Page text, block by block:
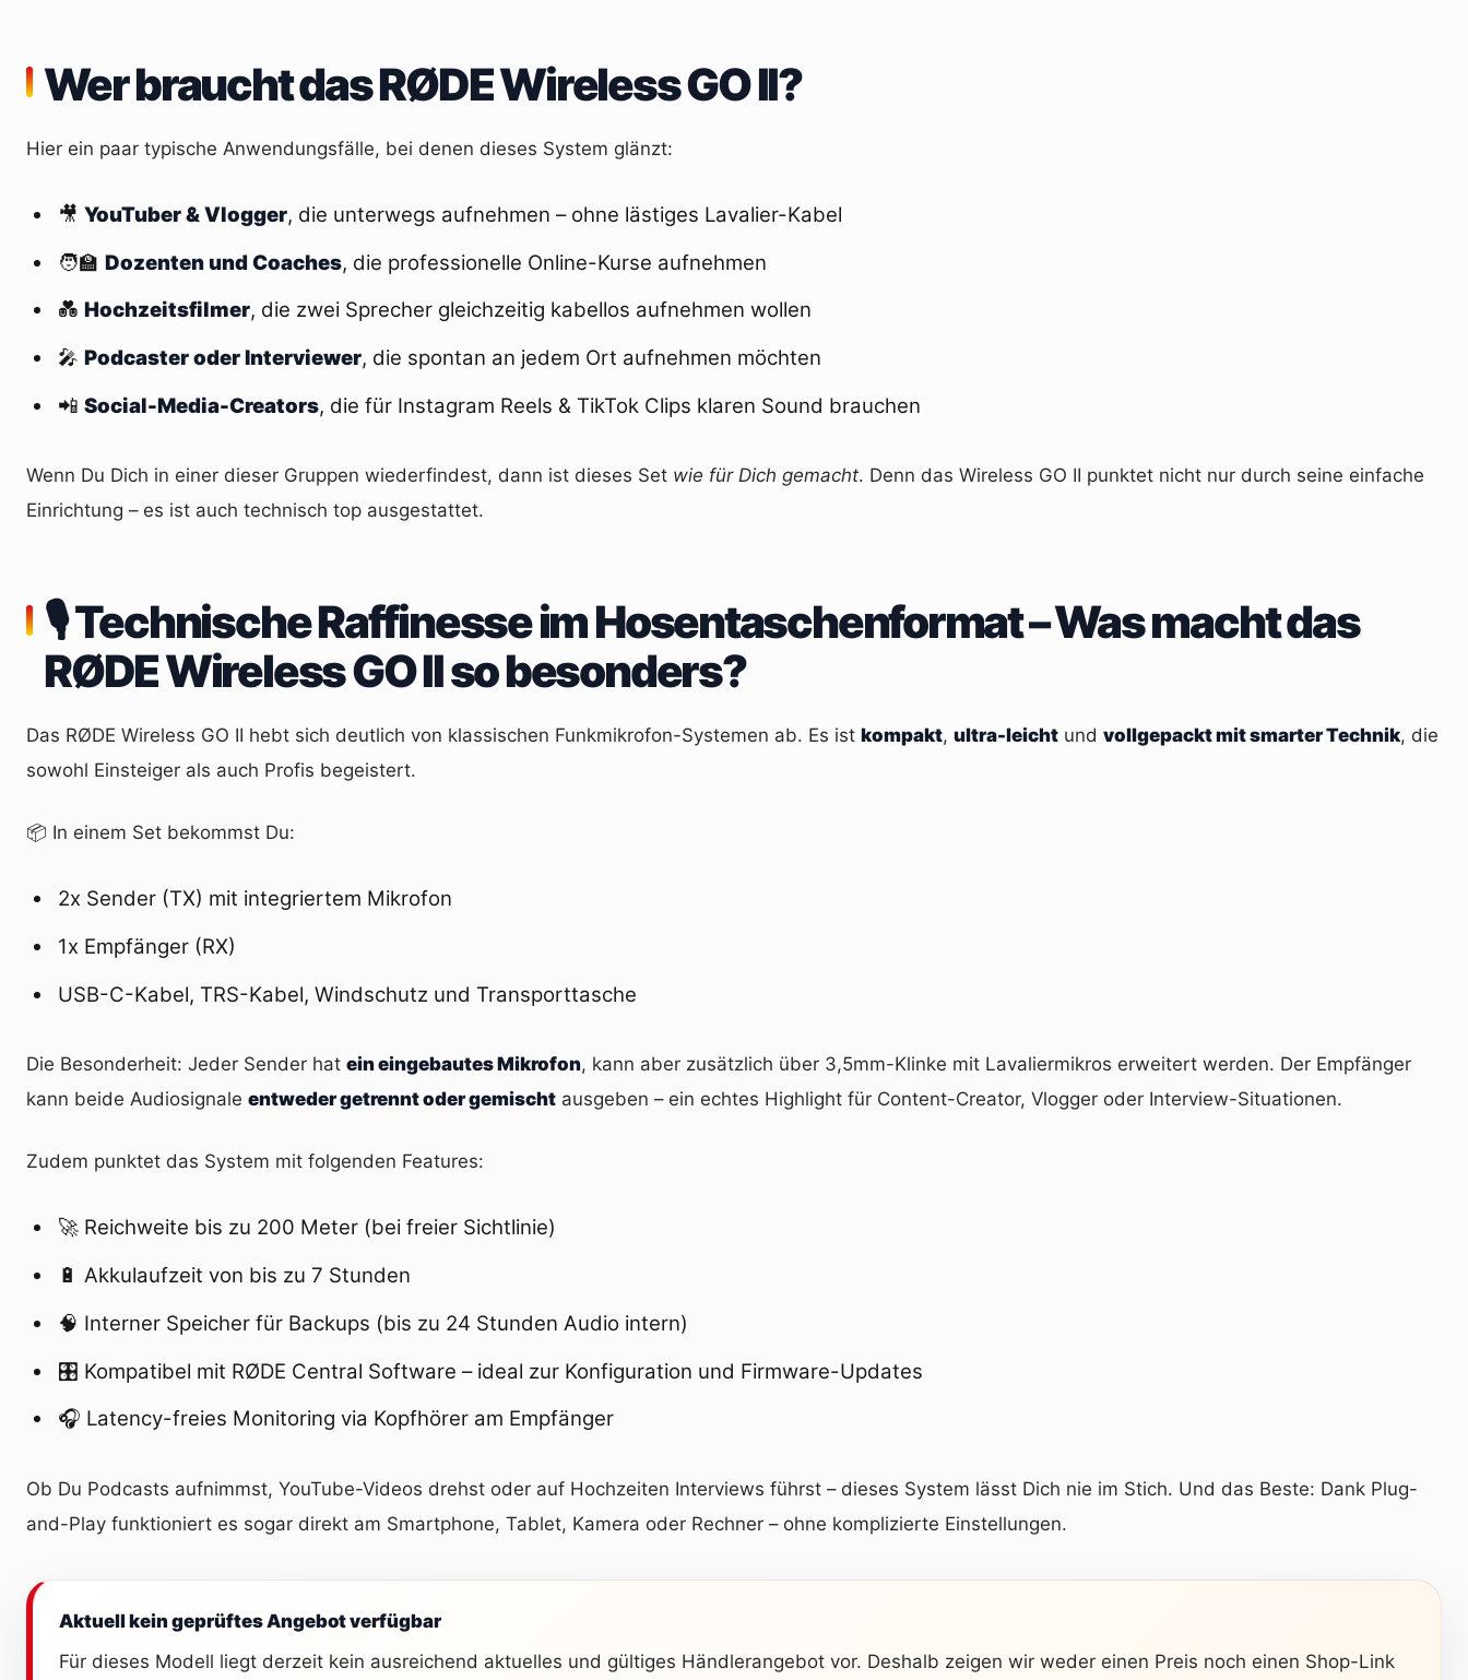
Wer braucht das RØDE Wireless GO II?
Hier ein paar typische Anwendungsfälle, bei denen dieses System glänzt:
🎥 YouTuber & Vlogger, die unterwegs aufnehmen – ohne lästiges Lavalier-Kabel
🧑‍🏫 Dozenten und Coaches, die professionelle Online-Kurse aufnehmen
💑 Hochzeitsfilmer, die zwei Sprecher gleichzeitig kabellos aufnehmen wollen
🎤 Podcaster oder Interviewer, die spontan an jedem Ort aufnehmen möchten
📲 Social-Media-Creators, die für Instagram Reels & TikTok Clips klaren Sound brauchen
Wenn Du Dich in einer dieser Gruppen wiederfindest, dann ist dieses Set wie für Dich gemacht. Denn das Wireless GO II punktet nicht nur durch seine einfache
Einrichtung – es ist auch technisch top ausgestattet.
🎙️ Technische Raffinesse im Hosentaschenformat – Was macht das
RØDE Wireless GO II so besonders?
Das RØDE Wireless GO II hebt sich deutlich von klassischen Funkmikrofon-Systemen ab. Es ist kompakt, ultra-leicht und vollgepackt mit smarter Technik, die
sowohl Einsteiger als auch Profis begeistert.
📦 In einem Set bekommst Du:
2x Sender (TX) mit integriertem Mikrofon
1x Empfänger (RX)
USB-C-Kabel, TRS-Kabel, Windschutz und Transporttasche
Die Besonderheit: Jeder Sender hat ein eingebautes Mikrofon, kann aber zusätzlich über 3,5mm-Klinke mit Lavaliermikros erweitert werden. Der Empfänger
kann beide Audiosignale entweder getrennt oder gemischt ausgeben – ein echtes Highlight für Content-Creator, Vlogger oder Interview-Situationen.
Zudem punktet das System mit folgenden Features:
🚀 Reichweite bis zu 200 Meter (bei freier Sichtlinie)
🔋 Akkulaufzeit von bis zu 7 Stunden
🧠 Interner Speicher für Backups (bis zu 24 Stunden Audio intern)
🎛️ Kompatibel mit RØDE Central Software – ideal zur Konfiguration und Firmware-Updates
🎧 Latency-freies Monitoring via Kopfhörer am Empfänger
Ob Du Podcasts aufnimmst, YouTube-Videos drehst oder auf Hochzeiten Interviews führst – dieses System lässt Dich nie im Stich. Und das Beste: Dank Plug-
and-Play funktioniert es sogar direkt am Smartphone, Tablet, Kamera oder Rechner – ohne komplizierte Einstellungen.
Aktuell kein geprüftes Angebot verfügbar
Für dieses Modell liegt derzeit kein ausreichend aktuelles und gültiges Händlerangebot vor. Deshalb zeigen wir weder einen Preis noch einen Shop-Link